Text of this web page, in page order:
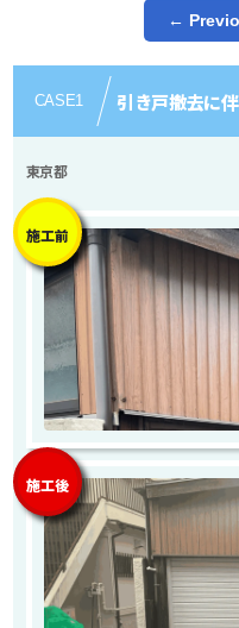
←
CASE1 引き戸撤去に
東京都
施工前
施工後